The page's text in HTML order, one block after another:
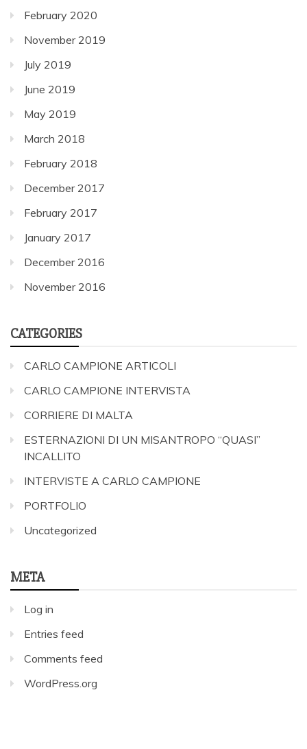
February 2020
November 2019
July 2019
June 2019
May 2019
March 2018
February 2018
December 2017
February 2017
January 2017
December 2016
November 2016
CATEGORIES
CARLO CAMPIONE ARTICOLI
CARLO CAMPIONE INTERVISTA
CORRIERE DI MALTA
ESTERNAZIONI DI UN MISANTROPO “QUASI”
INCALLITO
INTERVISTE A CARLO CAMPIONE
PORTFOLIO
Uncategorized
META
Log in
Entries feed
Comments feed
WordPress.org